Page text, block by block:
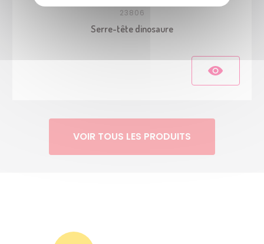
23806
Serre-tête dinosaure
VOIR TOUS LES PRODUITS